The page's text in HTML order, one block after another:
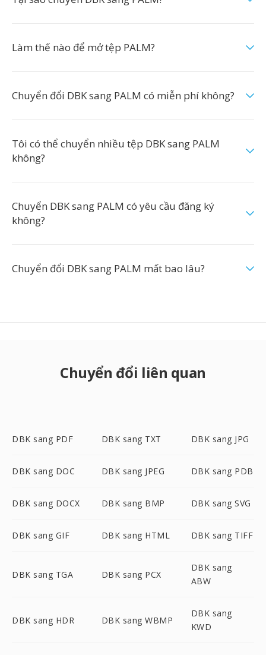
Làm thế nào để mở tệp PALM?
Chuyển đổi DBK sang PALM có miễn phí không?
Tôi có thể chuyển nhiều tệp DBK sang PALM
không?
Chuyển DBK sang PALM có yêu cầu đăng ký
không?
Chuyển đổi DBK sang PALM mất bao lâu?
Chuyển đổi liên quan
DBK sang PDF DBK sang TXT DBK sang JPG
DBK sang DOC DBK sang JPEG DBK sang PDB
DBK sang DOCX DBK sang BMP DBK sang SVG
DBK sang GIF DBK sang HTML DBK sang TIFF
DBK sang TGA DBK sang PCX
DBK sang
ABW
DBK sang HDR DBK sang WBMP
DBK sang
KWD